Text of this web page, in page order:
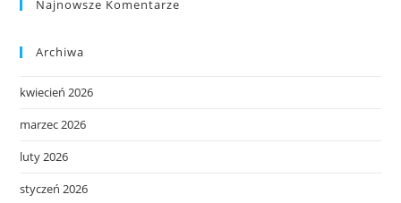
Najnowsze Komentarze
Archiwa
kwiecień 2026
marzec 2026
luty 2026
styczeń 2026